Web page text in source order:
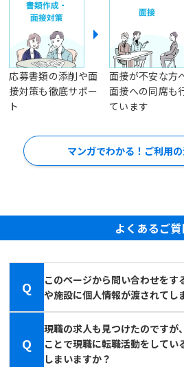
応募書類の添削や面
接対策も徹底サポー
ト
面接が不安な方
面接への同席も
ています
マンガでわかる！ご利用
よくあるご
Q
このページから問い合わせをす
や施設に個人情報が渡されてし
Q
現職の求人も見つけたのですが
ことで現職に転職活動をしてい
しまいますか？